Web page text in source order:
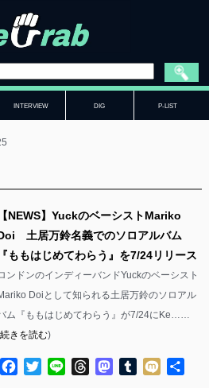
INTERVIEW DIG P-LIST
【NEWS】YuckのベーシストMariko
土居万鈴名義でのソロアルバム
『ももはじめてわらう』を7/24リリース
ンドンのインディーバンドYuckのベーシスト
Doiとして知られる土居万鈴のソロアル
ム『ももはじめてわらう』が7/24にKe……
続きを読む)
Facebook
TwitterLine ThreadsMastodon
Tumblr
Mixi